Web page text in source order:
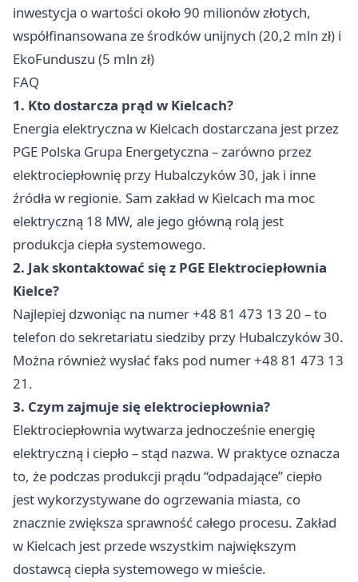
inwestycja o wartości około 90 milionów złotych,
współfinansowana ze środków unijnych (20,2 mln zł) i
EkoFunduszu (5 mln zł)
FAQ
1. Kto dostarcza prąd w Kielcach?
Energia elektryczna w Kielcach dostarczana jest przez
PGE Polska Grupa Energetyczna – zarówno przez
elektrociepłownię przy Hubalczyków 30, jak i inne
źródła w regionie. Sam zakład w Kielcach ma moc
elektryczną 18 MW, ale jego główną rolą jest
produkcja ciepła systemowego.
2. Jak skontaktować się z PGE Elektrociepłownia
Kielce?
Najlepiej dzwoniąc na numer +48 81 473 13 20 – to
telefon do sekretariatu siedziby przy Hubalczyków 30.
Można również wysłać faks pod numer +48 81 473 13
21.
3. Czym zajmuje się elektrociepłownia?
Elektrociepłownia wytwarza jednocześnie energię
elektryczną i ciepło – stąd nazwa. W praktyce oznacza
to, że podczas produkcji prądu “odpadające” ciepło
jest wykorzystywane do ogrzewania miasta, co
znacznie zwiększa sprawność całego procesu. Zakład
w Kielcach jest przede wszystkim największym
dostawcą ciepła systemowego w mieście.